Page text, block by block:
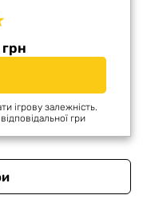
ігрову залежність.
гри